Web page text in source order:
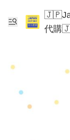
代購